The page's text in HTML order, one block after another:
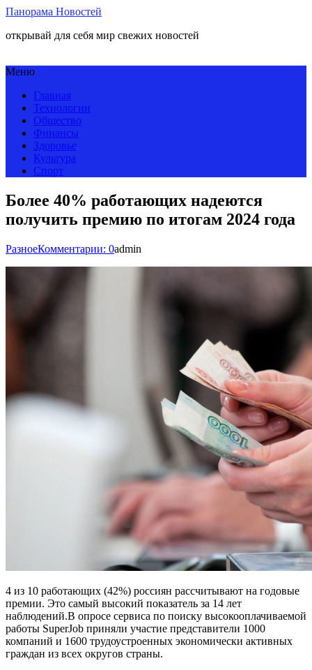
Панорама Новостей
открывай для себя мир свежих новостей
Меню
Главная
Технологии
Общество
Финансы
Здоровье
Культура
Спорт
Более 40% работающих надеются
получить премию по итогам 2024 года
РазноеКомментарии: 0admin
4 из 10 работающих (42%) россиян рассчитывают на годовые
премии. Это самый высокий показатель за 14 лет
наблюдений.В опросе сервиса по поиску высокооплачиваемой
работы SuperJob приняли участие представители 1000
компаний и 1600 трудоустроенных экономически активных
граждан из всех округов страны.